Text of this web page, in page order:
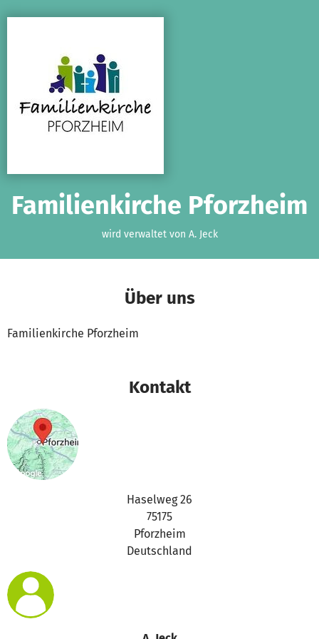
Familienkirche Pforzheim
wird verwaltet von A. Jeck
Über uns
Familienkirche Pforzheim
Kontakt
Haselweg 26
75175
Pforzheim
Deutschland